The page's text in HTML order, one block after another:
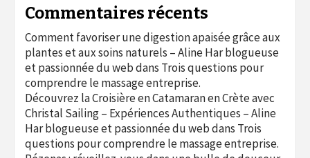
Commentaires récents
Comment favoriser une digestion apaisée grâce aux
plantes et aux soins naturels – Aline Har blogueuse
et passionnée du webdans Trois questions pour
comprendre le massage entreprise.
Découvrez la Croisière en Catamaran en Crète avec
Christal Sailing – Expériences Authentiques – Aline
Har blogueuse et passionnée du webdans Trois
questions pour comprendre le massage entreprise.